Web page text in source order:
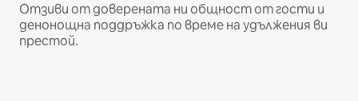
Отзиви от доверената ни общност от гости и
денонощна поддръжка по време на удължения ви
престой.